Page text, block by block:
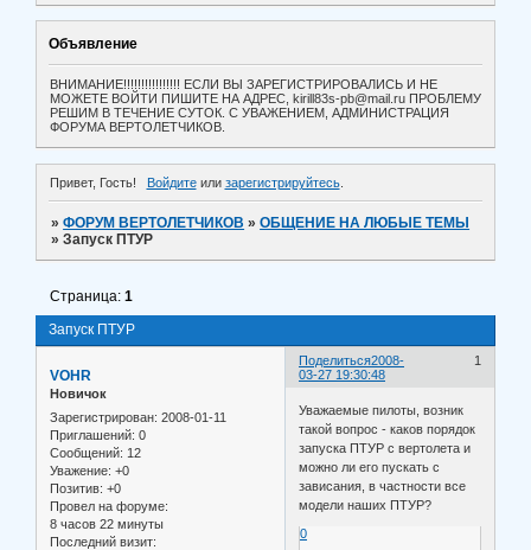
Объявление
ВНИМАНИЕ!!!!!!!!!!!!!!!! ЕСЛИ ВЫ ЗАРЕГИСТРИРОВАЛИСЬ И НЕ
МОЖЕТЕ ВОЙТИ ПИШИТЕ НА АДРЕС, kirill83s-pb@mail.ru ПРОБЛЕМУ
РЕШИМ В ТЕЧЕНИЕ СУТОК. С УВАЖЕНИЕМ, АДМИНИСТРАЦИЯ
ФОРУМА ВЕРТОЛЕТЧИКОВ.
Привет, Гость! Войдитеили зарегистрируйтесь.
»ФОРУМ ВЕРТОЛЕТЧИКОВ »ОБЩЕНИЕ НА ЛЮБЫЕ ТЕМЫ
»Запуск ПТУР
Запуск ПТУР
Страница:1
Поделиться 1
2008-
03-27 19:30:48
VOHR
Новичок
Зарегистрирован: 2008-01-11
Приглашений: 0
Сообщений: 12
Уважение: +0
Позитив: +0
Провел на форуме:
8 часов 22 минуты
Последний визит:
Уважаемые пилоты, возник
такой вопрос - каков порядок
запуска ПТУР с вертолета и
можно ли его пускать с
зависания, в частности все
модели наших ПТУР?
0